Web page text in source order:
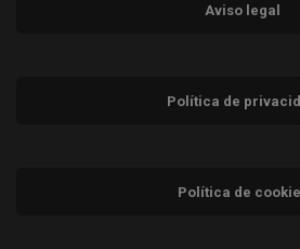
Aviso legal
Política de
Política de